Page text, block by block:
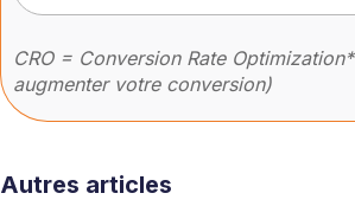
CRO = Conversion Rate
augmenter votre conversion)
Autres articles